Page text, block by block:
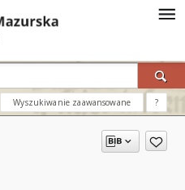
Wyszukiwanie zaawansowane ?